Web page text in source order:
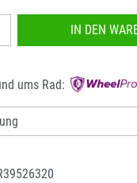
Gib denIN DEN
ums Rad: